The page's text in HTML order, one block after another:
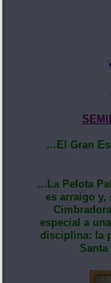
…El Gran
…La Pelota
es arraigo y,
especial a
disciplina: la